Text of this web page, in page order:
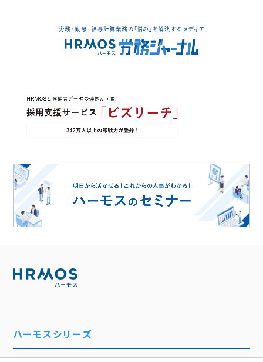
ハーモスシリーズ